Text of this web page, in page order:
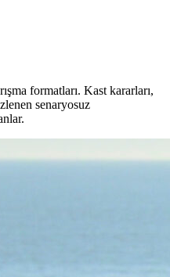
formatları. Kast kararları,
senaryosuz